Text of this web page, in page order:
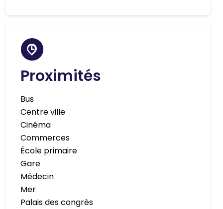
Proximités
Bus
Centre ville
Cinéma
Commerces
École primaire
Gare
Médecin
Mer
Palais des congrès